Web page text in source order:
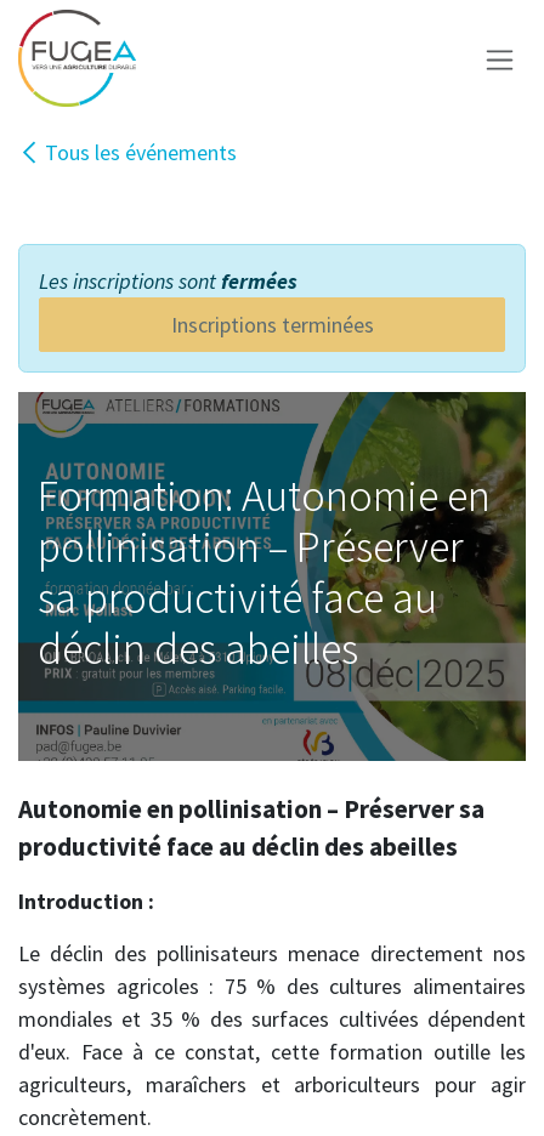
Se rendre au contenu
Tous les événements
Les inscriptions sontfermées
Inscriptions terminées
Formation: Autonomie en
pollinisation – Préserver
sa productivité face au
déclin des abeilles
Autonomie en pollinisation – Préserver sa
productivité face au déclin des abeilles
Introduction :
Le déclin des pollinisateurs menace directement nos
systèmes agricoles : 75 % des cultures alimentaires
mondiales et 35 % des surfaces cultivées dépendent
d'eux. Face à ce constat, cette formation outille les
agriculteurs, maraîchers et arboriculteurs pour agir
concrètement.